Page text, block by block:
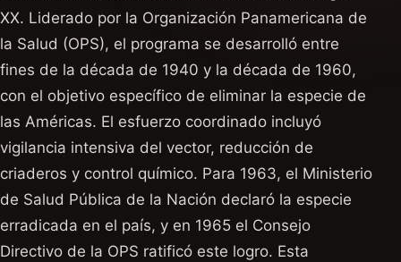
XX. Liderado por la Organización Panamericana de
la Salud (OPS), el programa se desarrolló entre
fines de la década de 1940 y la década de 1960,
con el objetivo específico de eliminar la especie de
las Américas. El esfuerzo coordinado incluyó
vigilancia intensiva del vector, reducción de
criaderos y control químico. Para 1963, el Ministerio
de Salud Pública de la Nación declaró la especie
erradicada en el país, y en 1965 el Consejo
Directivo de la OPS ratificó este logro. Esta